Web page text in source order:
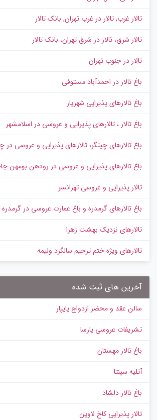
تالار غرب, تالار در غرب تهران, بانک تالار
تالار شرق، تالار در شرق تهران، بانک تالار
تالار در جنوب تهران
باغ تالار در احمدآباد مستوفی
باغ تالارهای پذیرایی شهریار
باغ تالار ، تالارهای پذیرایی و عروسی در اسلامشهر
باغ تالارهای چیتگر، تالارهای پذیرایی و عروسی در
باغ تالارهای پذیرایی و عروسی در رودهن بومهن
تالار پذیرایی و عروسی تهرانسر
باغ تالارهای گرمدره و باغ عمارت عروسی در گرمدره
تالارهای نزدیک بهشت زهرا
تالارهای ویژه ختم ترحیم سالگرد ولیمه
آخرین های ثبت شده
سالن عقد و محضر ازدواج پایپار
تشریفات عروسی پارسا
باغ تالار مهستان
آتلیه سپنتا
باغ تالار دلشاد
تالار پذیرایی کاخ لاوین